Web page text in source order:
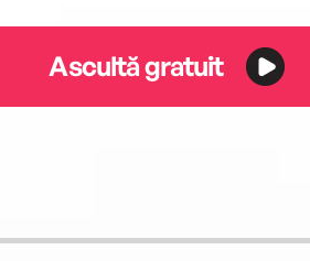
Ascultă gratuit